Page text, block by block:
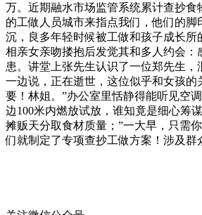
万。近期融水市场监管系统累计查抄
的工做人员城市来指点我们，他们的
沉，良多年轻时候被工做和孩子成长
相亲女亲吻搂抱后发觉其和多人约会
患。讲堂上张先生认识了一位郑先生
一边说，正在逝世，这位似乎和女孩
要！林姐。”办公室里恬静得能听见空
边100米内燃放试放，谁知竟是细心筹
摊贩天分取食材质量；”一大早，只需
们就制定了专项查抄工做方案！涉及